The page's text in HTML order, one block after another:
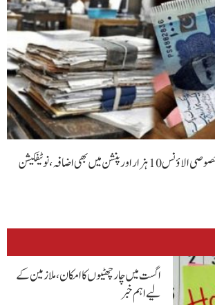
ملازمین کیلئے خوشخبری !خصوصی الاؤنس 10 ہزار اور پنشن میں بھی اضافہ،نوٹیفکیشن
اگست میں چار چھٹیوں کا امکان، ملازمین کے
لیے اہم خبر